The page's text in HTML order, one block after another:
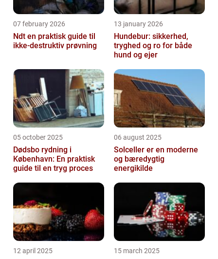
07 february 2026
Ndt en praktisk guide til
ikke-destruktiv prøvning
13 january 2026
Hundebur: sikkerhed,
tryghed og ro for både
hund og ejer
05 october 2025
Dødsbo rydning i
København: En praktisk
guide til en tryg proces
06 august 2025
Solceller er en moderne
og bæredygtig
energikilde
12 april 2025 15 march 2025